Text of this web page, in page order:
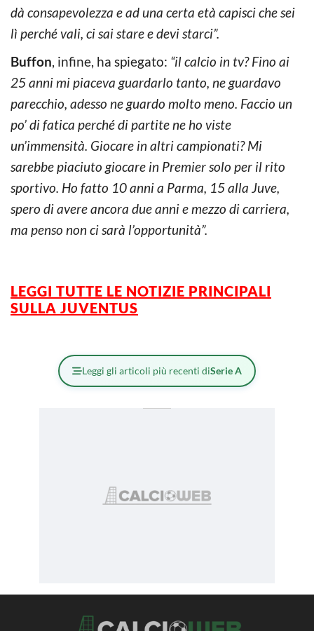
dà consapevolezza e ad una certa età capisci che sei
lì perché vali, ci sai stare e devi starci”.
Buffon, infine, ha spiegato: “il calcio in tv? Fino ai
25 anni mi piaceva guardarlo tanto, ne guardavo
parecchio, adesso ne guardo molto meno. Faccio un
po’ di fatica perché di partite ne ho viste
un’immensità. Giocare in altri campionati? Mi
sarebbe piaciuto giocare in Premier solo per il rito
sportivo. Ho fatto 10 anni a Parma, 15 alla Juve,
spero di avere ancora due anni e mezzo di carriera,
ma penso non ci sarà l’opportunità”.
LEGGI TUTTE LE NOTIZIE PRINCIPALI
SULLA JUVENTUS
Leggi gli articoli più recenti diSerie A